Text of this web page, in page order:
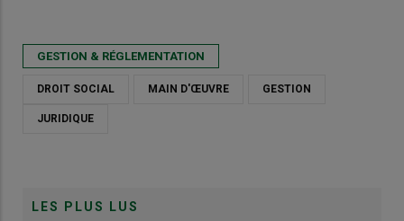
GESTION & RÉGLEMENTATION
DROIT SOCIAL MAIN D'ŒUVRE GESTION
JURIDIQUE
LES PLUS LUS